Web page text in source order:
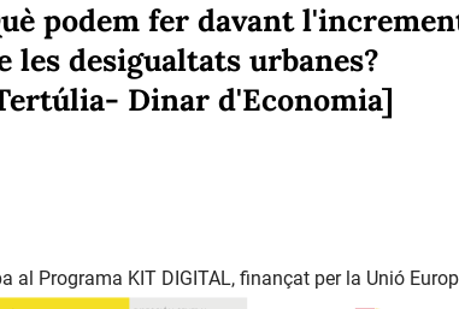
podem fer davant
les desigualtats urbanes?
Dinar d'Economia]
al Programa KIT DIGITAL, finançat per la Unió